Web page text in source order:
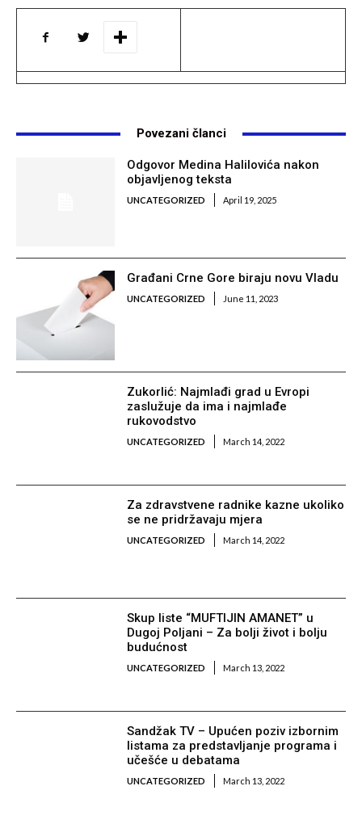
Povezani članci
Odgovor Medina Halilovića nakon
objavljenog teksta
UNCATEGORIZED April 19, 2025
Građani Crne Gore biraju novu Vladu
UNCATEGORIZED June 11, 2023
Zukorlić: Najmlađi grad u Evropi
zaslužuje da ima i najmlađe
rukovodstvo
UNCATEGORIZED March 14, 2022
Za zdravstvene radnike kazne ukoliko
se ne pridržavaju mjera
UNCATEGORIZED March 14, 2022
Skup liste “MUFTIJIN AMANET” u
Dugoj Poljani – Za bolji život i bolju
budućnost
UNCATEGORIZED March 13, 2022
Sandžak TV – Upućen poziv izbornim
listama za predstavljanje programa i
učešće u debatama
UNCATEGORIZED March 13, 2022